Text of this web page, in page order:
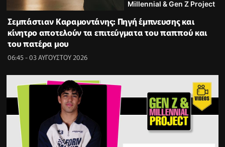
Millennial & Gen Z Project
Σεμπάστιαν Καραμοντάνης: Πηγή έμπνευσης και
κίνητρο αποτελούν τα επιτεύγματα του παππού και
του πατέρα μου
06:45 - 03 ΑΥΓΟΥΣΤΟΥ 2026